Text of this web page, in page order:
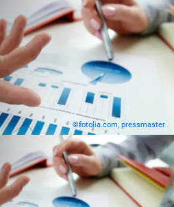
©fotolia.com, pressmaster